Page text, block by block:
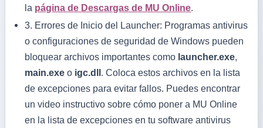
la página de Descargas de MU Online.
3. Errores de Inicio del Launcher: Programas antivirus
o configuraciones de seguridad de Windows pueden
bloquear archivos importantes como launcher.exe
main.exe o igc.dll . Coloca estos archivos en la lista
de excepciones para evitar fallos. Puedes encontrar
un video instructivo sobre cómo poner a MU Online
en la lista de excepciones en tu software antivirus